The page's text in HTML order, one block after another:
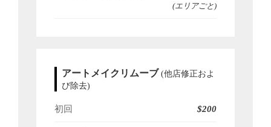
(エリアごと)
アートメイクリムーブ (他店修正およ
び除去)
初回 $200